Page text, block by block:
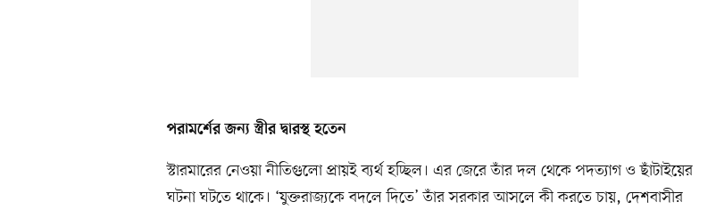
পরামর্শের জন্য স্ত্রীর দ্বারস্থ হতেন
স্টারমারের নেওয়া নীতিগুলো প্রায়ই ব্যর্থ হচ্ছিল। এর জেরে তাঁর দল থেকে পদত্যাগ ও ছাঁটাইয়ের
ঘটনা ঘটতে থাকে। ‘যুক্তরাজ্যকে বদলে দিতে’ তাঁর সরকার আসলে কী করতে চায়, দেশবাসীর